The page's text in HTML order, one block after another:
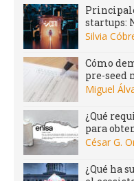
startups:
Silvia
Cómo
pre-seed
Miguel
¿Qué
para
César G.
¿Qué ha